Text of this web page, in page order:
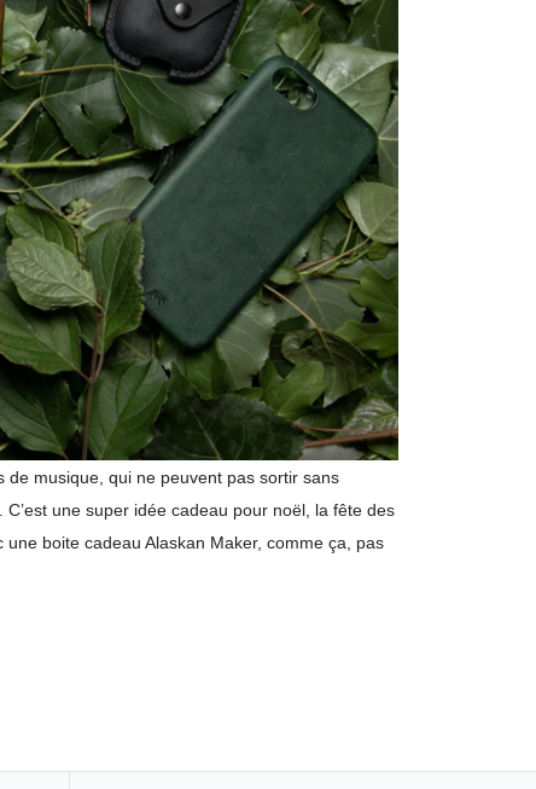
de musique, qui ne peuvent pas sortir sans
une super idée cadeau pour noël, la fête des
une boite cadeau Alaskan Maker, comme ça, pas